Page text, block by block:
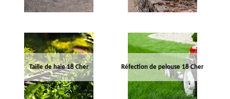
Taille de haie 18 Cher Réfection de pelouse 18 Cher